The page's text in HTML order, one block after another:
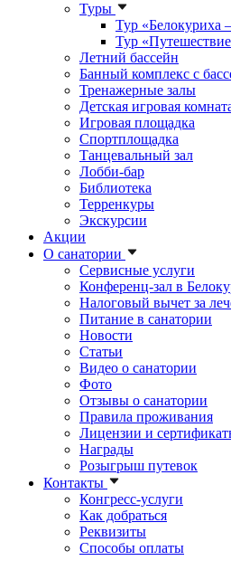
Туры
Тур «Белокуриха
Тур
Летний бассейн
Банный комплекс с
Тренажерные залы
Детская игровая
Игровая площадка
Спортплощадка
Танцевальный зал
Лобби-бар
Библиотека
Терренкуры
Экскурсии
Акции
О санатории
Сервисные услуги
Конференц-зал в
Налоговый вычет за
Питание в санатории
Новости
Статьи
Видео о санатории
Фото
Отзывы о санатории
Правила проживания
Лицензии и
Награды
Розыгрыш путевок
Контакты
Конгресс-услуги
Как добраться
Реквизиты
Способы оплаты